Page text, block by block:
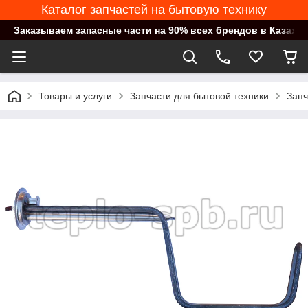
Каталог запчастей на бытовую технику
Заказываем запасные части на 90% всех брендов в
Товары и услуги Запчасти для бытовой техники